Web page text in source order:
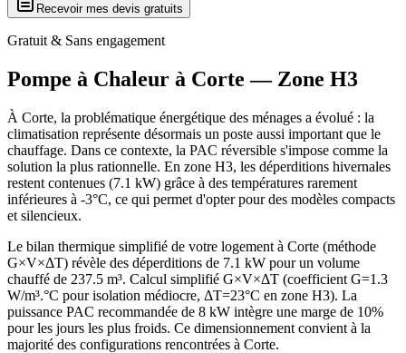
Recevoir mes devis gratuits
Gratuit & Sans engagement
Pompe à Chaleur à Corte — Zone H3
À Corte, la problématique énergétique des ménages a évolué : la
climatisation représente désormais un poste aussi important que le
chauffage. Dans ce contexte, la PAC réversible s'impose comme la
solution la plus rationnelle. En zone H3, les déperditions hivernales
restent contenues (7.1 kW) grâce à des températures rarement
inférieures à -3°C, ce qui permet d'opter pour des modèles compacts
et silencieux.
Le bilan thermique simplifié de votre logement à Corte (méthode
G×V×ΔT) révèle des déperditions de 7.1 kW pour un volume
chauffé de 237.5 m³. Calcul simplifié G×V×ΔT (coefficient G=1.3
W/m³.°C pour isolation médiocre, ΔT=23°C en zone H3). La
puissance PAC recommandée de 8 kW intègre une marge de 10%
pour les jours les plus froids. Ce dimensionnement convient à la
majorité des configurations rencontrées à Corte.